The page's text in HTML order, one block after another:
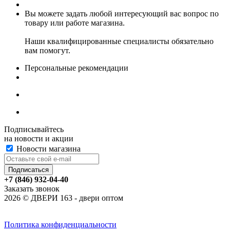
Вы можете задать любой интересующий вас вопрос по
товару или работе магазина.
Наши квалифицированные специалисты обязательно
вам помогут.
Персональные рекомендации
Подписывайтесь
на новости и акции
Новости магазина
+7 (846) 932-04-40
Заказать звонок
2026 © ДВЕРИ 163 - двери оптом
Политика конфиденциальности